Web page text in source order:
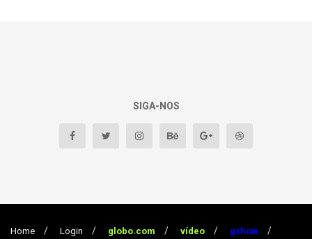
SIGA-NOS
Home Login globo.com vídeo gshow